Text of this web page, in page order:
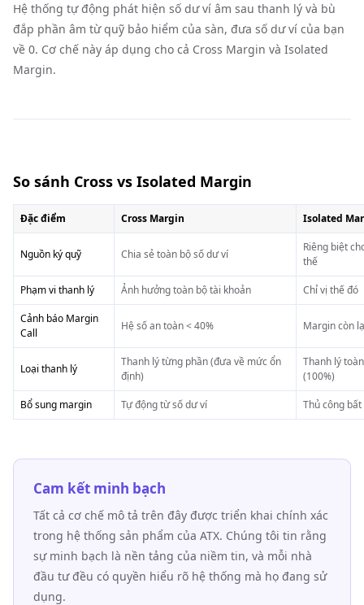
Hệ thống tự động phát hiện số dư ví âm sau thanh lý và bù
đắp phần âm từ quỹ bảo hiểm của sàn, đưa số dư ví của bạn
về 0. Cơ chế này áp dụng cho cả Cross Margin và Isolated
Margin.
So sánh Cross vs Isolated Margin
Đặc điểm Cross Margin Isolated
Nguồn ký quỹ Chia sẻ toàn bộ số dư ví
Riêng biệt
thế
Phạm vi thanh lý Ảnh hưởng toàn bộ tài khoản Chỉ vị thế đó
Cảnh báo Margin
Call
Hệ số an toàn < 40% Margin còn
Loại thanh lý
Thanh lý từng phần (đưa về mức ổn
định)
Thanh lý
(100%)
Bổ sung margin Tự động từ số dư ví Thủ công
Cam kết minh bạch
Tất cả cơ chế mô tả trên đây được triển khai chính xác
trong hệ thống sản phẩm của ATX. Chúng tôi tin rằng
sự minh bạch là nền tảng của niềm tin, và mỗi nhà
đầu tư đều có quyền hiểu rõ hệ thống mà họ đang sử
dụng.